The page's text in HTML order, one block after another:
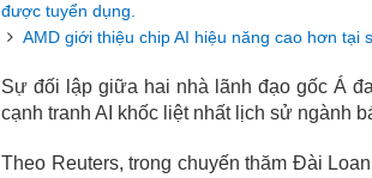
được tuyển dụng.
AMD giới thiệu chip AI hiệu năng cao hơn tại
Sự đối lập giữa hai nhà lãnh đạo gốc Á
cạnh tranh AI khốc liệt nhất lịch sử ngành
Theo Reuters, trong chuyến thăm Đài